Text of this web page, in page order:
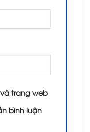
trang web
bình luận